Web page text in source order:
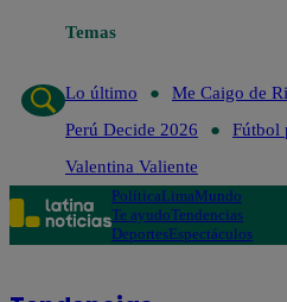
Temas
Lo último
Me Caigo de
Perú Decide 2026
Fútbol
Valentina Valiente
PolíticaLimaMundo
Te ayudoTendencias
DeportesEspectáculos